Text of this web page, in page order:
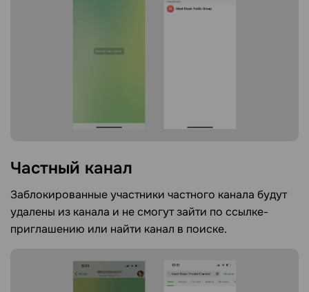
Частный канал
Заблокированные участники частного канала будут
удалены из канала и не смогут зайти по ссылке-
приглашению или найти канал в поиске.